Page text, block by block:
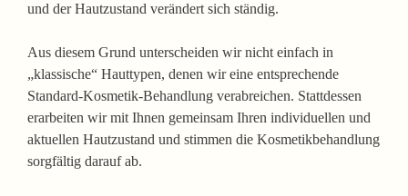
und der Hautzustand verändert sich ständig.
Aus diesem Grund unterscheiden wir nicht einfach in
„klassische“ Hauttypen, denen wir eine entsprechende
Standard-Kosmetik-Behandlung verabreichen. Stattdessen
erarbeiten wir mit Ihnen gemeinsam Ihren individuellen und
aktuellen Hautzustand und stimmen die Kosmetikbehandlung
sorgfältig darauf ab.